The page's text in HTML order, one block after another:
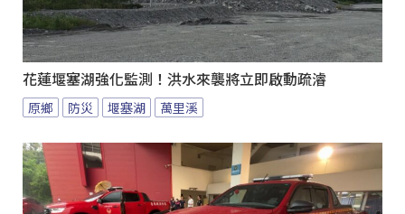
花蓮堰塞湖強化監測！洪水來襲將立即啟動疏濬
原鄉 防災 堰塞湖 萬里溪